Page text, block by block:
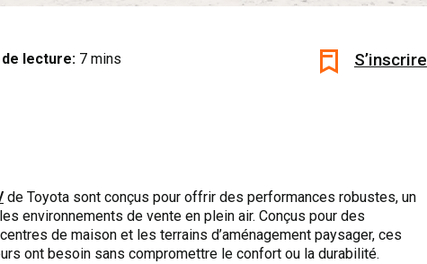
lecture: 7 mins S’inscrire
de Toyota sont conçus pour offrir des performances robustes, un
environnements de vente en plein air. Conçus pour des
de maison et les terrains d’aménagement paysager, ces
ont besoin sans compromettre le confort ou la durabilité.